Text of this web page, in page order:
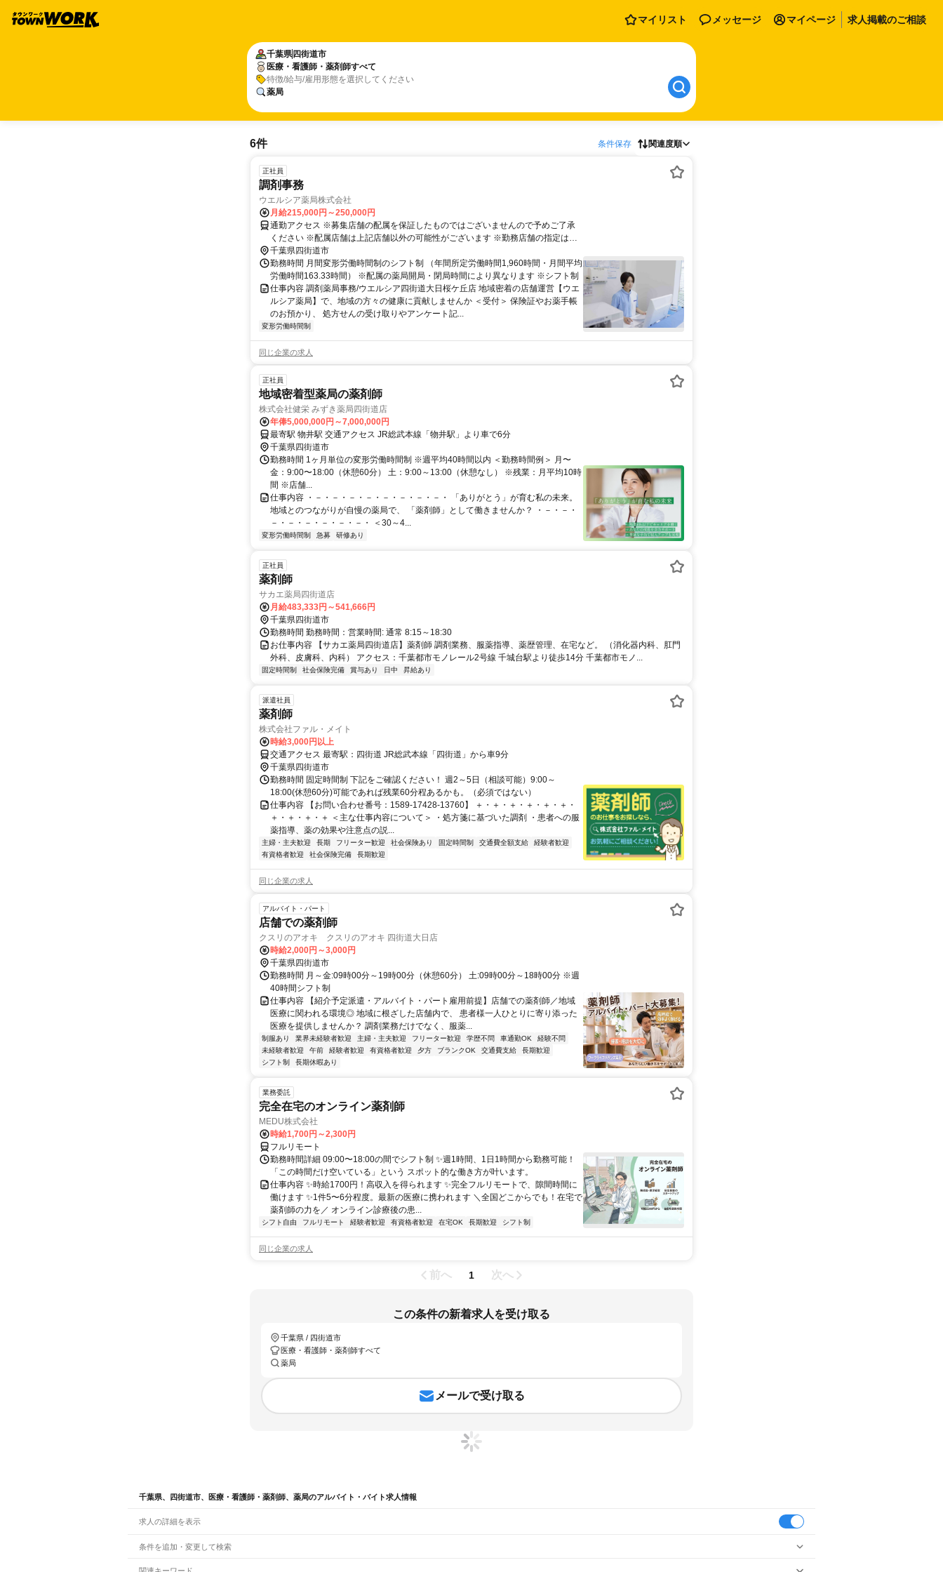
マイリスト メッセージ マイページ 求人掲載のご相談
千葉県 四街道市
医療・看護師・薬剤師すべて
特徴/給与/雇用形態を選択してください
薬局
6件 条件保存 関連度順
正社員
調剤事務
ウエルシア薬局株式会社
月給215,000円～250,000円
通勤アクセス ※募集店舗の配属を保証したものではございませんので予めご了承
ください ※配属店舗は上記店舗以外の可能性がございます ※勤務店舗の指定は出
来かねます。 勤務区分を下記の３つから選択 ＜エリア職＞ 原則として転居を伴う
異動はございません。 自宅から50km圏内、通勤片道90分圏内での配属店舗となり
ます。 ＜リージョナル職＞ 異動の範囲は本拠地とその隣接県または直線距離で概
ね100km以内 ※社宅制度・赴任手当制度あり ＜ナショナル職＞ 全国の店舗への異
動あり ※社宅制度・赴任手当制度あり
千葉県四街道市
勤務時間 月間変形労働時間制のシフト制 （年間所定労働時間1,960時間・月間平均
労働時間163.33時間） ※配属の薬局開局・閉局時間により異なります ※シフト制
仕事内容 調剤薬局事務/ウエルシア四街道大日桜ケ丘店 地域密着の店舗運営【ウエ
ルシア薬局】で、地域の方々の健康に貢献しませんか ＜受付＞ 保険証やお薬手帳
のお預かり、 処方せんの受け取りやアンケート記...
変形労働時間制
同じ企業の求人
正社員
地域密着型薬局の薬剤師
株式会社健栄 みずき薬局四街道店
年俸5,000,000円～7,000,000円
最寄駅 物井駅 交通アクセス JR総武本線「物井駅」より車で6分
千葉県四街道市
勤務時間 1ヶ月単位の変形労働時間制 ※週平均40時間以内 ＜勤務時間例＞ 月〜
金：9:00〜18:00（休憩60分） 土：9:00～13:00（休憩なし） ※残業：月平均10時
間 ※店舗...
仕事内容 ・－・－・－・－・－・－・－・－・ 「ありがとう」が育む私の未来。
地域とのつながりが自慢の薬局で、 「薬剤師」として働きませんか？ ・－・－・
－・－・－・－・－・－・ ＜30～4...
変形労働時間制 急募 研修あり
正社員
薬剤師
サカエ薬局四街道店
月給483,333円～541,666円
千葉県四街道市
勤務時間 勤務時間：営業時間: 通常 8:15～18:30
お仕事内容 【サカエ薬局四街道店】薬剤師 調剤業務、服薬指導、薬歴管理、在宅など。 （消化器内科、肛門
外科、皮膚科、内科） アクセス：千葉都市モノレール2号線 千城台駅より徒歩14分 千葉都市モノ...
固定時間制 社会保険完備 賞与あり 日中 昇給あり
派遣社員
薬剤師
株式会社ファル・メイト
時給3,000円以上
交通アクセス 最寄駅：四街道 JR総武本線「四街道」から車9分
千葉県四街道市
勤務時間 固定時間制 下記をご確認ください！ 週2～5日（相談可能）9:00～
18:00(休憩60分)可能であれば残業60分程あるかも。（必須ではない）
仕事内容 【お問い合わせ番号：1589-17428-13760】 ＋・＋・＋・＋・＋・＋・
＋・＋・＋・＋ ＜主な仕事内容について＞ ・処方箋に基づいた調剤 ・患者への服
薬指導、薬の効果や注意点の説...
主婦・主夫歓迎 長期 フリーター歓迎 社会保険あり 固定時間制 交通費全額支給
経験者歓迎
有資格者歓迎
社会保険完備 長期歓迎
同じ企業の求人
アルバイト・パート
店舗での薬剤師
クスリのアオキ クスリのアオキ 四街道大日店
時給2,000円～3,000円
千葉県四街道市
勤務時間 月～金:09時00分～19時00分（休憩60分） 土:09時00分～18時00分 ※週
40時間シフト制
仕事内容 【紹介予定派遣・アルバイト・パート雇用前提】店舗での薬剤師／地域
医療に関われる環境◎ 地域に根ざした店舗内で、 患者様一人ひとりに寄り添った
医療を提供しませんか？ 調剤業務だけでなく、服薬...
制服あり 業界未経験者歓迎 主婦・主夫歓迎 フリーター歓迎 学歴不問 車通勤OK
経験不問
未経験者歓迎
午前 経験者歓迎 有資格者歓迎 夕方 ブランクOK 交通費支給
長期歓迎
シフト制
長期休暇あり
業務委託
完全在宅のオンライン薬剤師
MEDU株式会社
時給1,700円～2,300円
フルリモート
勤務時間詳細 09:00〜18:00の間でシフト制 ✨週1時間、1日1時間から勤務可能！
「この時間だけ空いている」という スポット的な働き方が叶います。
仕事内容 ✨時給1700円！高収入を得られます ✨完全フルリモートで、隙間時間に
働けます ✨1件5〜6分程度。最新の医療に携われます ＼全国どこからでも！在宅で
薬剤師の力を／ オンライン診療後の患...
シフト自由 フルリモート 経験者歓迎 有資格者歓迎 在宅OK 長期歓迎 シフト制
同じ企業の求人
前へ 1 次へ
この条件の新着求人を受け取る
千葉県 / 四街道市
医療・看護師・薬剤師すべて
薬局
メールで受け取る
千葉県、四街道市、医療・看護師・薬剤師、薬局のアルバイト・バイト求人情報
求人の詳細を表示
条件を追加・変更して検索
市区町村を追加・変更
関連キーワード